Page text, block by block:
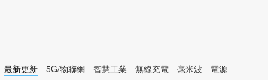
最新更新 5G/物聯網 智慧工業 無線充電 毫米波
電源